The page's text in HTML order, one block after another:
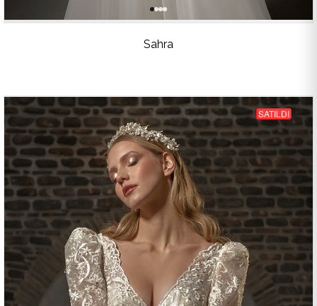
Sahra
SATILDI